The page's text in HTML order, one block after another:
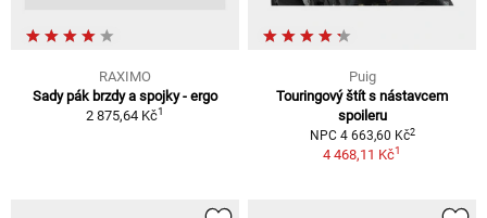
RAXIMO
Sady pák brzdy a spojky - ergo
2 875,64 Kč1
Puig
Touringový štít s nástavcem
spoileru
NPC 4 663,60 Kč2
4 468,11 Kč1